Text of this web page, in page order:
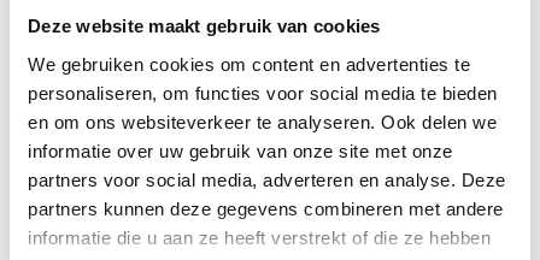
Deze website maakt gebruik van cookies
We gebruiken cookies om content en advertenties te
personaliseren, om functies voor social media te bieden
en om ons websiteverkeer te analyseren. Ook delen we
informatie over uw gebruik van onze site met onze
partners voor social media, adverteren en analyse. Deze
partners kunnen deze gegevens combineren met andere
informatie die u aan ze heeft verstrekt of die ze hebben
zoals kunststof, glas, hout en tegels. En voor de meest
objecten, zoals deurklinken, aanrecht, kranen en
speelgoed. Ze zijn alleen niet geschikt voor (onbehandeld)
natuursteen en marmer of andere zuurgevoelige
oppervlakken.
Hoe werken Blue Wonder Disinfect
& Cleaning Wipes?